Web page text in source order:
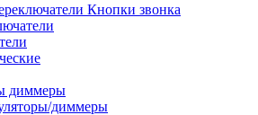
Кнопки звонка
диммеры
диммеры